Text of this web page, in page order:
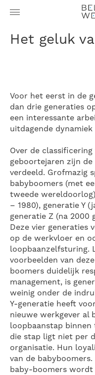
Het geluk
Voor het eerst in de
dan drie generaties
een interessante
uitdagende
Over de
geboortejaren zijn
verdeeld. Grofmazig
babyboomers (met
tweede
– 1980), generatie Y
generatie Z (na 2000
Deze vier generaties
op de werkvloer en
loopbaanzelfsturing.
voorbeelden van
boomers duidelijk
management, is
weinig onder de
Y-generatie heeft
nieuwe werkgever al
loopbaanstap
die stap ligt niet per
organisatie. Hun
van de
baby-boomers wordt